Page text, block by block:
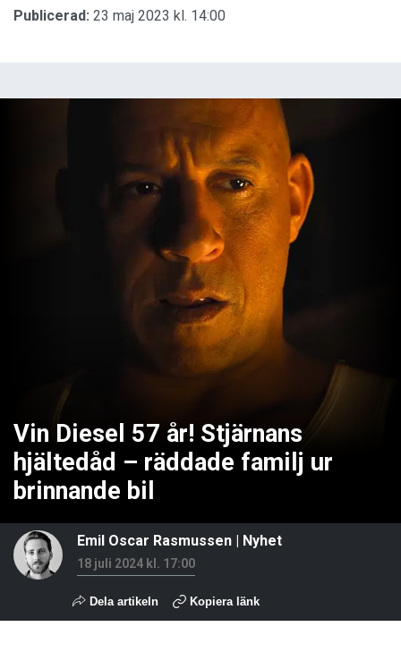
Publicerad: 23 maj 2023 kl. 14:00
Vin Diesel 57 år! Stjärnans
hjältedåd – räddade familj ur
brinnande bil
Emil Oscar Rasmussen | Nyhet
18 juli 2024 kl. 17:00
Dela artikeln Kopiera länk